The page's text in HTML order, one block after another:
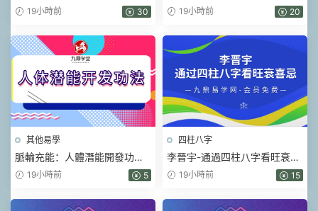
視頻19小時前 30
A5銅版封皮.pdf
19小時前 20
其他易學
脈輪充能：人體潛能開發功法
開啓三眼松果體密訓課 視頻2
19小時前 5
四柱八字
李晉宇-通過四柱八字看旺衰喜
忌的獨門絕技 一集視頻
19小時前 15